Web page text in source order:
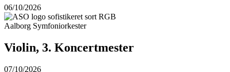
06/10/2026
Aalborg Symfoniorkester
Violin, 3. Koncertmester
07/10/2026